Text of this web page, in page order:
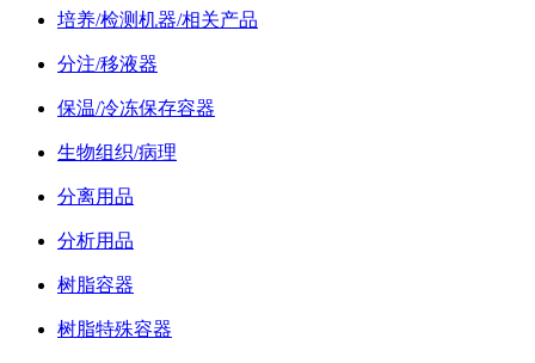
培养/检测机器/相关产品
分注/移液器
保温/冷冻保存容器
生物组织/病理
分离用品
分析用品
树脂容器
树脂特殊容器